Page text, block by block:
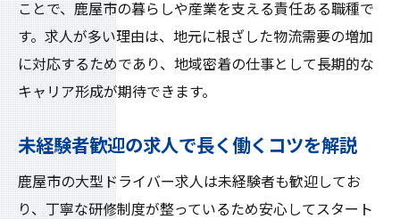
ことで、鹿屋市の暮らしや産業を支える責任ある職種で
す。求人が多い理由は、地元に根ざした物流需要の増加
に対応するためであり、地域密着の仕事として長期的な
キャリア形成が期待できます。
未経験者歓迎の求人で長く働くコツを解説
鹿屋市の大型ドライバー求人は未経験者も歓迎してお
り、丁寧な研修制度が整っているため安心してスタート